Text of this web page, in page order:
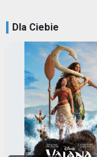
Dla Ciebie